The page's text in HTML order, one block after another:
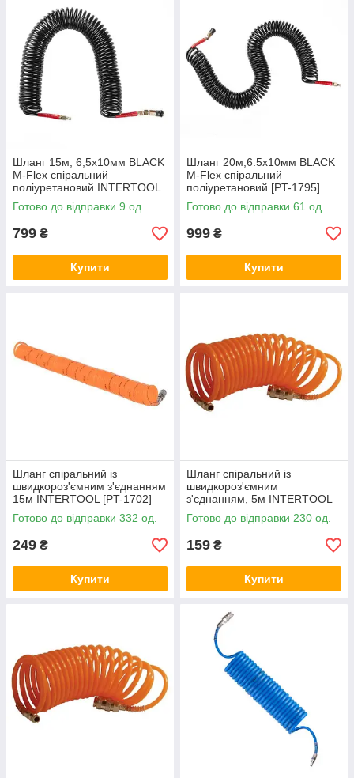
Шланг 15м, 6,5х10мм BLACK
M-Flex спіральний
поліуретановий INTERTOOL
[PT-1794]
Готово до відправки 9 од.
799 ₴
Купити
Шланг 20м,6.5х10мм BLACK
M-Flex спіральний
поліуретановий [PT-1795]
Готово до відправки 61 од.
999 ₴
Купити
Шланг спіральний із
швидкороз'ємним з'єднанням
15м INTERTOOL [PT-1702]
Готово до відправки 332 од.
249 ₴
Купити
Шланг спіральний із
швидкороз'ємним
з'єднанням, 5м INTERTOOL
[PT-1703]
Готово до відправки 230 од.
159 ₴
Купити